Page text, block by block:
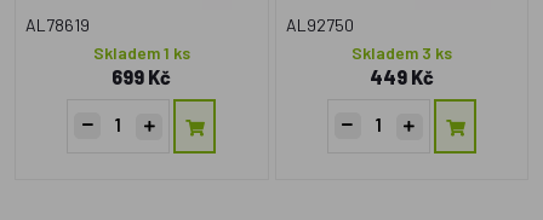
AL78619
Skladem 1 ks
699 Kč
AL92750
Skladem 3 ks
449 Kč